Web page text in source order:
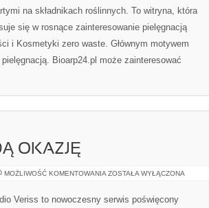
na składnikach roślinnych. To witryna, która
się w rosnące zainteresowanie pielęgnacją
i Kosmetyki zero waste. Głównym motywem
Bioarp24.pl może zainteresować
OKAZJĘ
MOŻLIWOŚĆ KOMENTOWANIA STYLIZACJE
OKAZJĘ
ZOSTAŁA WYŁĄCZONA
Veriss to nowoczesny serwis poświęcony